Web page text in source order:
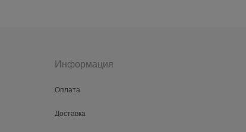
Информация
Оплата
Доставка